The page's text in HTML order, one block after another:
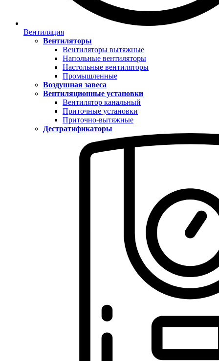
Вентиляция
Вентиляторы
Вентиляторы вытяжные
Напольные вентиляторы
Настольные вентиляторы
Промышленные
Воздушная завеса
Вентиляционные установки
Вентилятор канальный
Приточные установки
Приточно-вытяжные
Дестратификаторы